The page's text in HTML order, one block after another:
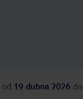
od 19 dubna 2026 do